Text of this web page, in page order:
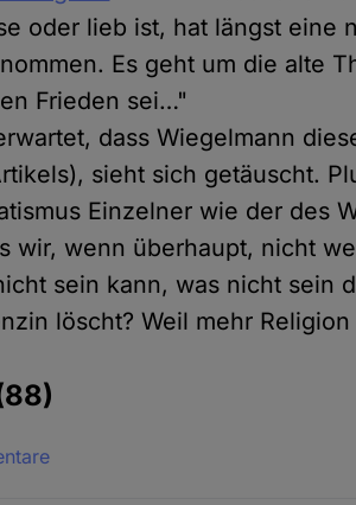
oder lieb ist, hat längst eine
Es geht um die alte
Frieden sei…"
dass Wiegelmann
sieht sich getäuscht.
Einzelner wie der des
wir, wenn überhaupt, nicht
sein kann, was nicht sein
löscht? Weil mehr